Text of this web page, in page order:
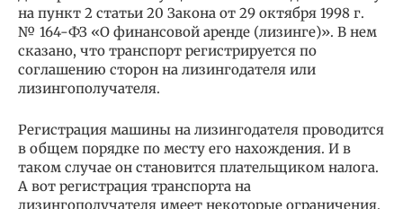
на пункт 2 статьи 20 Закона от 29 октября 1998 г.
№ 164-ФЗ «О финансовой аренде (лизинге)». В нем
сказано, что транспорт регистрируется по
соглашению сторон на лизингодателя или
лизингополучателя.
Регистрация машины на лизингодателя проводится
в общем порядке по месту его нахождения. И в
таком случае он становится плательщиком налога.
А вот регистрация транспорта на
лизингополучателя имеет некоторые ограничения.